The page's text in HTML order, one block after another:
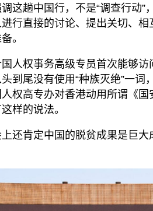
这趟中国行，不是“调查行动”
行直接的讨论、提出关切、
。
人权事务高级专员首次能够
到尾没有使用“种族灭绝”一词
权高专办对香港动用所谓《
样的说法。
还肯定中国的脱贫成果是巨